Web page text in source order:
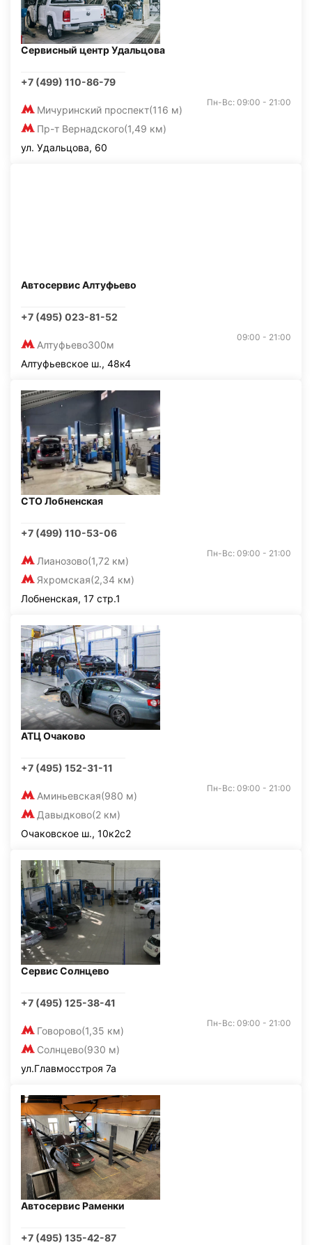
Сервисный центр Удальцова
+7 (499) 110-86-79
Мичуринский проспект(116 м)
Пр-т Вернадского(1,49 км)
Пн-Вс: 09:00 - 21:00
ул. Удальцова, 60
Автосервис Алтуфьево
+7 (495) 023-81-52
Алтуфьево300м
09:00 - 21:00
Алтуфьевское ш., 48к4
СТО Лобненская
+7 (499) 110-53-06
Лианозово(1,72 км)
Яхромская(2,34 км)
Пн-Вс: 09:00 - 21:00
Лобненская, 17 стр.1
АТЦ Очаково
+7 (495) 152-31-11
Аминьевская(980 м)
Давыдково(2 км)
Пн-Вс: 09:00 - 21:00
Очаковское ш., 10к2с2
Сервис Солнцево
+7 (495) 125-38-41
Говорово(1,35 км)
Солнцево(930 м)
Пн-Вс: 09:00 - 21:00
ул.Главмосстроя 7а
Автосервис Раменки
+7 (495) 135-42-87